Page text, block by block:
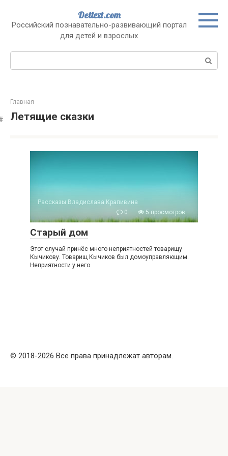
контенту
Dettext.com
Российский познавательно-развивающий портал
для детей и взрослых
Поиск:
Главная
Летящие сказки
Рассказы Владислава Крапивина
0
5 просмотров
Старый дом
Этот случай принёс много неприятностей товарищу
Кычикову. Товарищ Кычиков был домоуправляющим.
Неприятности у него
© 2018-2026 Все права принадлежат авторам.